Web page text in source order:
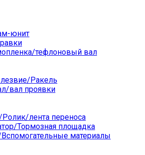
юнит
тефлоновый вал
Ракель
вал проявки
лента переноса
Тормозная площадка
материалы